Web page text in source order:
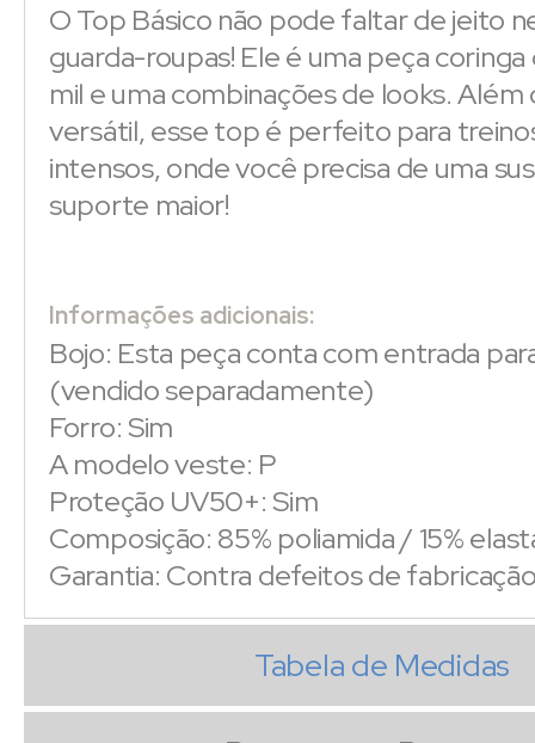
O Top Básico não pode faltar de jeito
guarda-roupas! Ele é uma peça
mil e uma combinações de looks.
versátil, esse top é perfeito para
intensos, onde você precisa de uma
suporte maior!
Informações adicionais:
Bojo: Esta peça conta com entrada
(vendido separadamente)
Forro: Sim
A modelo veste: P
Proteção UV50+: Sim
Composição: 85% poliamida / 15%
Garantia: Contra defeitos de
Tabela de Medidas